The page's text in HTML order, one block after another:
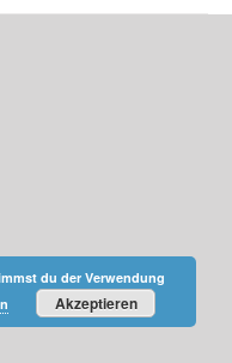
du der Verwendung
Akzeptieren